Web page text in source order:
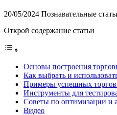
20/05/2024 Познавательные
Открой содержание статьи
Основы построения
Как выбрать и
Примеры успешных
Инструменты для
Советы по оптимизации и
Видео